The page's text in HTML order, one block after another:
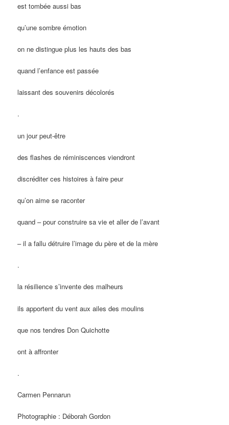
est tombée aussi bas
qu’une sombre émotion
on ne distingue plus les hauts des bas
quand l’enfance est passée
laissant des souvenirs décolorés
.
un jour peut-être
des flashes de réminiscences viendront
discréditer ces histoires à faire peur
qu’on aime se raconter
quand – pour construire sa vie et aller de l’avant
– il a fallu détruire l’image du père et de la mère
.
la résilience s’invente des malheurs
ils apportent du vent aux ailes des moulins
que nos tendres Don Quichotte
ont à affronter
.
Carmen Pennarun
Photographie : Déborah Gordon